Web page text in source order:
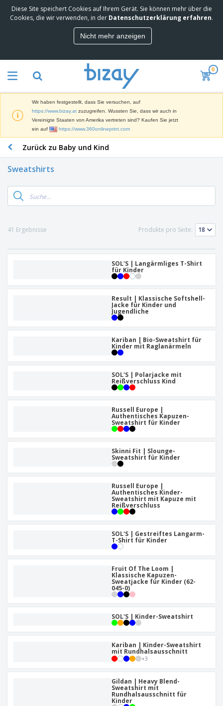
Diese Site speichert Cookies auf Ihrem Gerät. Sie können mehr über die
Cookies, die wir verwenden, in der Datenschutzerklärung erfahren.
Nicht mehr anzeigen
0
Wir haben festgestellt, dass Sie versuchen, auf
https://www.bizay.at zuzugreifen. Wussten Sie, dass wir auch in
Vereinigte Staaten von Amerika vertreten sind? Kaufen Sie jetzt
ein auf
https://www.360onlineprint.com
Zurück zu Baby und Kind
Sweatshirts
41 Ergebnisse Produkte pro Seite:
SOL'S | Langärmliges T-Shirt
für Kinder
Result | Klassische Softshell-
Jacke für Kinder und
Jugendliche
Kariban | Bio-Sweatshirt für
Kinder mit Raglanärmeln
SOL'S | Polarjacke mit
Reißverschluss Kind
Russell Europe |
Authentisches Kapuzen-
Sweatshirt für Kinder
Skinni Fit | Slounge-
Sweatshirt für Kinder
Russell Europe |
Authentisches Kinder-
Sweatshirt mit Kapuze mit
Reißverschluss
SOL'S | Gestreiftes Langarm-
T-Shirt für Kinder
Fruit Of The Loom |
Klassische Kapuzen-
Sweatjacke für Kinder (62-
045-0)
SOL'S | Kinder-Sweatshirt
Kariban | Kinder-Sweatshirt
mit Rundhalsausschnitt
+3
Gildan | Heavy Blend-
Sweatshirt mit
Rundhalsausschnitt für
Kinder